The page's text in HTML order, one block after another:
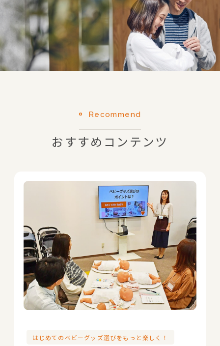
Recommend
おすすめコンテンツ
はじめてのベビーグッズ選びをもっと楽しく！